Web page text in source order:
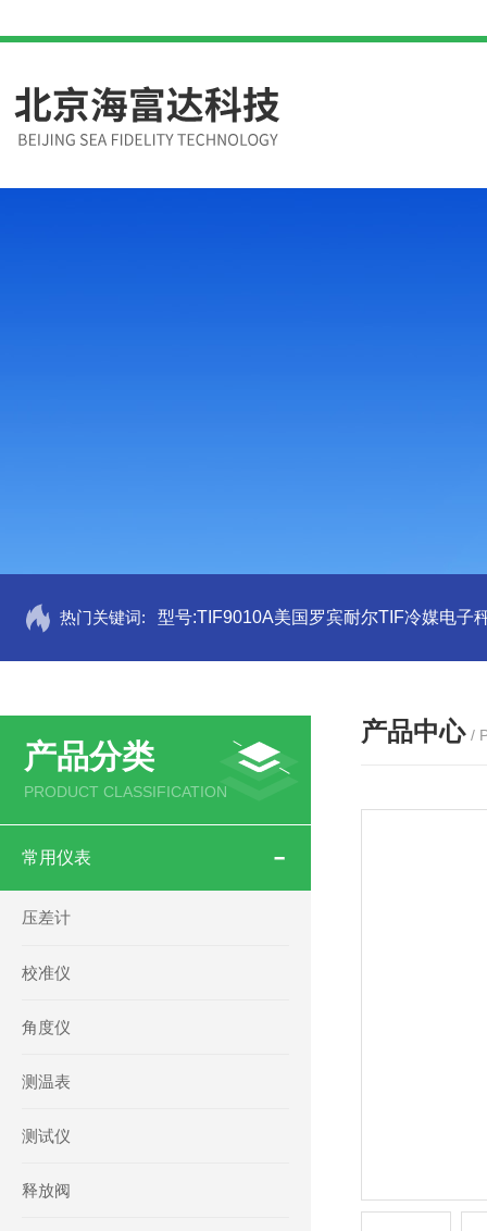
热门关键词: 型号:TIF9010A美国罗宾耐尔TIF冷媒电子
产品分类
PRODUCT CLASSIFICATION
常用仪表
压差计
校准仪
角度仪
测温表
测试仪
释放阀
产品中心 /